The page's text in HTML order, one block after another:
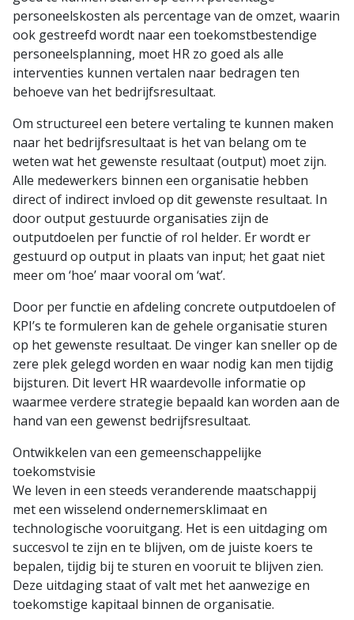
personeelskosten als percentage van de omzet, waarin
ook gestreefd wordt naar een toekomstbestendige
personeelsplanning, moet HR zo goed als alle
interventies kunnen vertalen naar bedragen ten
behoeve van het bedrijfsresultaat.
Om structureel een betere vertaling te kunnen maken
naar het bedrijfsresultaat is het van belang om te
weten wat het gewenste resultaat (output) moet zijn.
Alle medewerkers binnen een organisatie hebben
direct of indirect invloed op dit gewenste resultaat. In
door output gestuurde organisaties zijn de
outputdoelen per functie of rol helder. Er wordt er
gestuurd op output in plaats van input; het gaat niet
meer om ‘hoe’ maar vooral om ‘wat’.
Door per functie en afdeling concrete outputdoelen of
KPI’s te formuleren kan de gehele organisatie sturen
op het gewenste resultaat. De vinger kan sneller op de
zere plek gelegd worden en waar nodig kan men tijdig
bijsturen. Dit levert HR waardevolle informatie op
waarmee verdere strategie bepaald kan worden aan de
hand van een gewenst bedrijfsresultaat.
Ontwikkelen van een gemeenschappelijke
toekomstvisie
We leven in een steeds veranderende maatschappij
met een wisselend ondernemersklimaat en
technologische vooruitgang. Het is een uitdaging om
succesvol te zijn en te blijven, om de juiste koers te
bepalen, tijdig bij te sturen en vooruit te blijven zien.
Deze uitdaging staat of valt met het aanwezige en
toekomstige kapitaal binnen de organisatie.